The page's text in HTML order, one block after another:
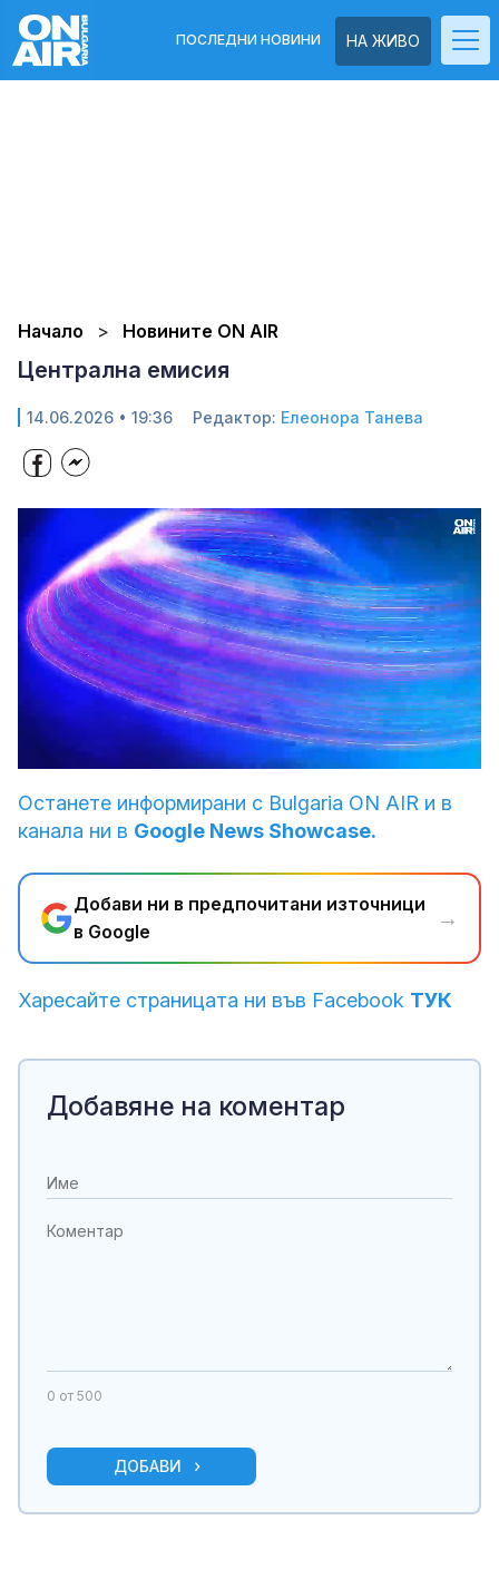
НА ЖИВО
ПОСЛЕДНИ НОВИНИ
Начало Новините ON AIR
Централна емисия
14.06.2026 • 19:36 Редактор: Елеонора Танева
Unmute Loaded:
Останете информирани с Bulgaria ON AIR и в
канала ни в Google News Showcase.
Добави ни в предпочитани източници
в Google
→
Харесайте страницата ни във Facebook ТУК
Добавяне на коментар
0 от 500
ДОБАВИ